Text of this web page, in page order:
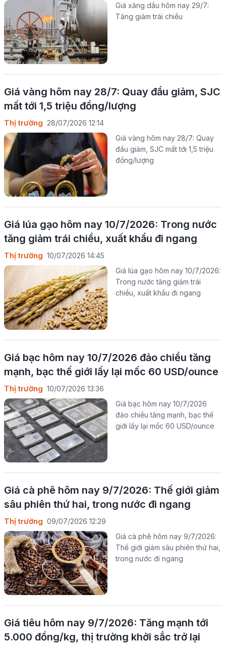
Giá xăng dầu hôm nay 29/7:
Tăng giảm trái chiều
Giá vàng hôm nay 28/7: Quay đầu giảm, SJC
mất tới 1,5 triệu đồng/lượng
Thị trường 28/07/2026 12:14
Giá vàng hôm nay 28/7: Quay
đầu giảm, SJC mất tới 1,5 triệu
đồng/lượng
Giá lúa gạo hôm nay 10/7/2026: Trong nước
tăng giảm trái chiều, xuất khẩu đi ngang
Thị trường 10/07/2026 14:45
Giá lúa gạo hôm nay 10/7/2026:
Trong nước tăng giảm trái
chiều, xuất khẩu đi ngang
Giá bạc hôm nay 10/7/2026 đảo chiều tăng
mạnh, bạc thế giới lấy lại mốc 60 USD/ounce
Thị trường 10/07/2026 13:36
Giá bạc hôm nay 10/7/2026
đảo chiều tăng mạnh, bạc thế
giới lấy lại mốc 60 USD/ounce
Giá cà phê hôm nay 9/7/2026: Thế giới giảm
sâu phiên thứ hai, trong nước đi ngang
Thị trường 09/07/2026 12:29
Giá cà phê hôm nay 9/7/2026:
Thế giới giảm sâu phiên thứ hai,
trong nước đi ngang
Giá tiêu hôm nay 9/7/2026: Tăng mạnh tới
5.000 đồng/kg, thị trường khởi sắc trở lại